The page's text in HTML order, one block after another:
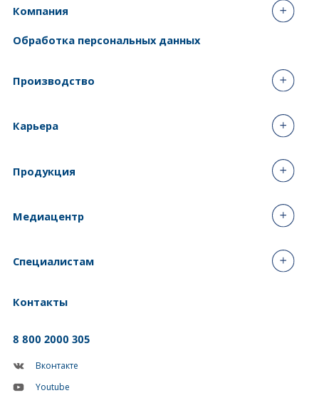
Компания
Обработка персональных данных
Производство
Карьера
8 800 2000 305
Вконтакте
Youtube
Продукция
Медиацентр
Специалистам
Контакты